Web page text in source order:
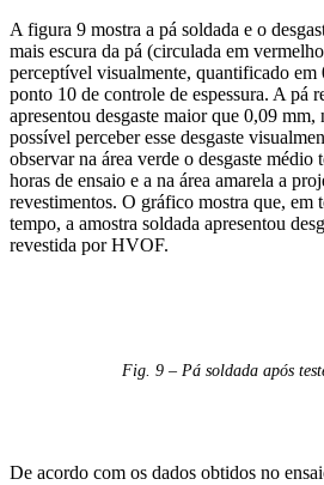
A figura 9 mostra a pá soldada e o
mais escura da pá (circulada em
perceptível visualmente, quantificado em
ponto 10 de controle de espessura. A pá
apresentou desgaste maior que 0,09
possível perceber esse desgaste
observar na área verde o desgaste médio
horas de ensaio e a na área amarela a
revestimentos. O gráfico mostra que, em
tempo, a amostra soldada apresentou
revestida por HVOF.
Fig. 9 – Pá soldada após
De acordo com os dados obtidos no